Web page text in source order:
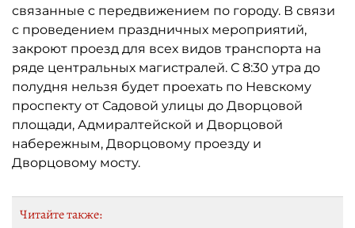
связанные с передвижением по городу. В связи
с проведением праздничных мероприятий,
закроют проезд для всех видов транспорта на
ряде центральных магистралей. С 8:30 утра до
полудня нельзя будет проехать по Невскому
проспекту от Садовой улицы до Дворцовой
площади, Адмиралтейской и Дворцовой
набережным, Дворцовому проезду и
Дворцовому мосту.
Читайте также: